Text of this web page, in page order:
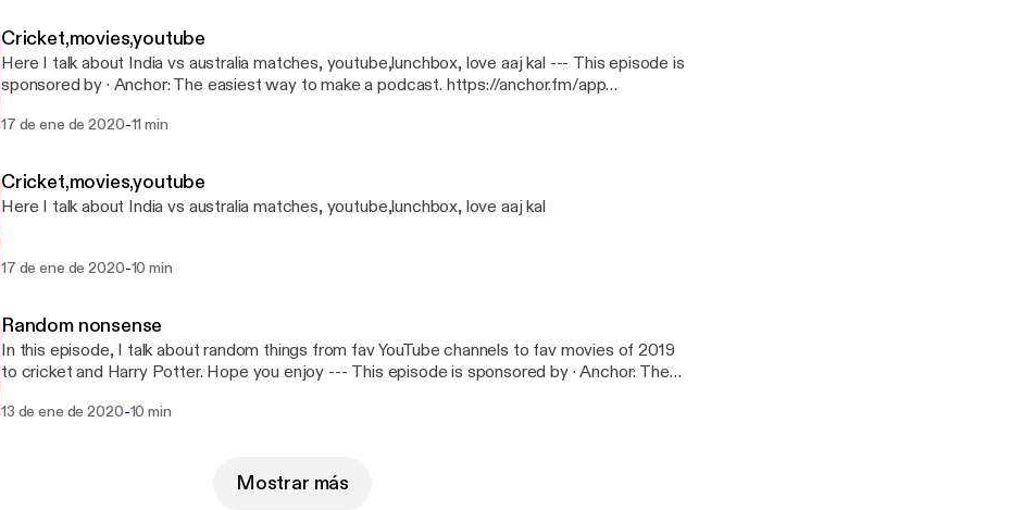
Cricket,movies,youtube
Here I talk about India vs australia matches, youtube,lunchbox, love aaj kal --- This episode is
sponsored by · Anchor: The easiest way to make a podcast. https://anchor.fm/app
17 de ene de 2020-11 min
Cricket,movies,youtube
Here I talk about India vs australia matches, youtube,lunchbox, love aaj kal
17 de ene de 2020-10 min
Random nonsense
In this episode, I talk about random things from fav YouTube channels to fav movies of 2019
to cricket and Harry Potter. Hope you enjoy --- This episode is sponsored by · Anchor: The
13 de ene de 2020-10 min
Mostrar más